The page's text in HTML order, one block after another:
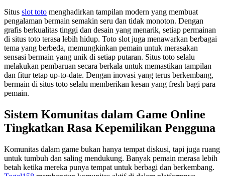
Situs slot toto menghadirkan tampilan modern yang membuat
pengalaman bermain semakin seru dan tidak monoton. Dengan
grafis berkualitas tinggi dan desain yang menarik, setiap permainan
di situs toto terasa lebih hidup. Toto slot juga menawarkan berbagai
tema yang berbeda, memungkinkan pemain untuk merasakan
sensasi bermain yang unik di setiap putaran. Situs toto selalu
melakukan pembaruan secara berkala untuk memastikan tampilan
dan fitur tetap up-to-date. Dengan inovasi yang terus berkembang,
bermain di situs toto selalu memberikan kesan yang fresh bagi para
pemain.
Sistem Komunitas dalam Game Online
Tingkatkan Rasa Kepemilikan Pengguna
Komunitas dalam game bukan hanya tempat diskusi, tapi juga ruang
untuk tumbuh dan saling mendukung. Banyak pemain merasa lebih
betah ketika mereka punya tempat untuk berbagi dan berkembang.